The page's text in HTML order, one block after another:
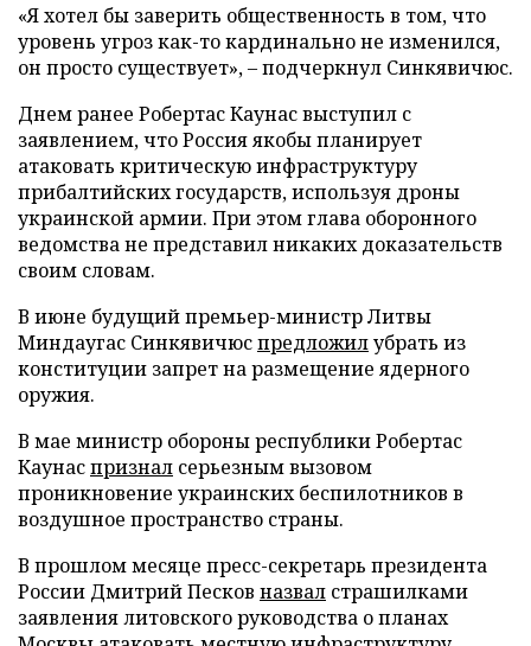
«Я хотел бы заверить общественность в том, что
уровень угроз как-то кардинально не изменился,
он просто существует», – подчеркнул Синкявичюс.
Днем ранее Робертас Каунас выступил с
заявлением, что Россия якобы планирует
атаковать критическую инфраструктуру
прибалтийских государств, используя дроны
украинской армии. При этом глава оборонного
ведомства не представил никаких доказательств
своим словам.
В июне будущий премьер-министр Литвы
Миндаугас Синкявичюспредложилубрать из
конституции запрет на размещение ядерного
оружия.
В мае министр обороны республики Робертас
Каунаспризнал серьезным вызовом
проникновение украинских беспилотников в
воздушное пространство страны.
В прошлом месяце пресс-секретарь президента
России Дмитрий Песков назвал страшилками
заявления литовского руководства о планах